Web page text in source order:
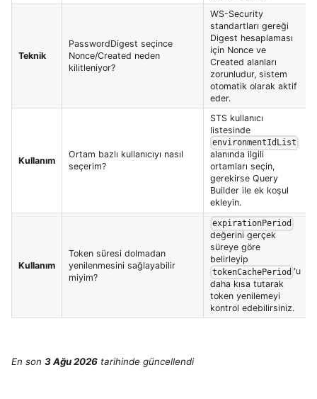
Teknik
PasswordDigest seçince
Nonce/Created neden
kilitleniyor?
WS-Security
standartları gereği
Digest hesaplaması
için Nonce ve
Created alanları
zorunludur, sistem
otomatik olarak aktif
eder.
Kullanım
Ortam bazlı kullanıcıyı nasıl
seçerim?
STS kullanıcı
listesinde
environmentIdList
alanında ilgili
ortamları seçin,
gerekirse Query
Builder ile ek koşul
ekleyin.
Kullanım
Token süresi dolmadan
yenilenmesini sağlayabilir
miyim?
expirationPeriod
değerini gerçek
süreye göre
belirleyip
tokenCachePeriod 'u
daha kısa tutarak
token yenilemeyi
kontrol edebilirsiniz.
En son 3 Ağu 2026 tarihinde güncellendi